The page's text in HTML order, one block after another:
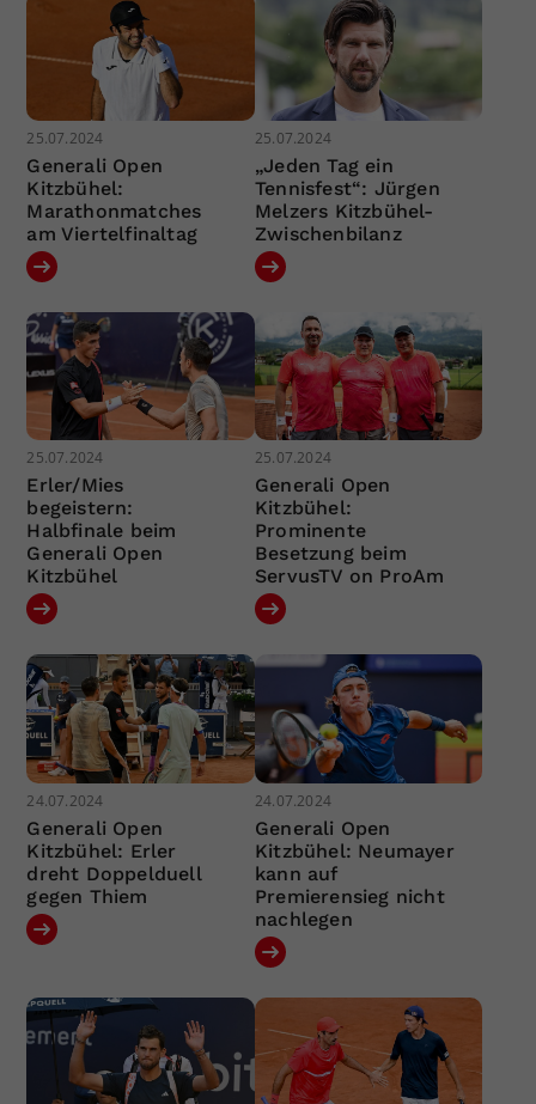
25.07.2024
Generali Open
Kitzbühel:
Marathonmatches
am Viertelfinaltag
25.07.2024
„Jeden Tag ein
Tennisfest“: Jürgen
Melzers Kitzbühel-
Zwischenbilanz
25.07.2024
Erler/Mies
begeistern:
Halbfinale beim
Generali Open
Kitzbühel
25.07.2024
Generali Open
Kitzbühel:
Prominente
Besetzung beim
ServusTV on ProAm
24.07.2024
Generali Open
Kitzbühel: Erler
dreht Doppelduell
gegen Thiem
24.07.2024
Generali Open
Kitzbühel: Neumayer
kann auf
Premierensieg nicht
nachlegen